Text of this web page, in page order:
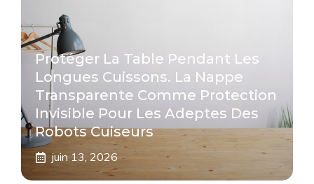
Protéger La Table Pendant Les
Longues Cuissons. La Nappe
Transparente Comme Protection
Invisible Pour Les Adeptes Des
Robots Cuiseurs
juin 13, 2026